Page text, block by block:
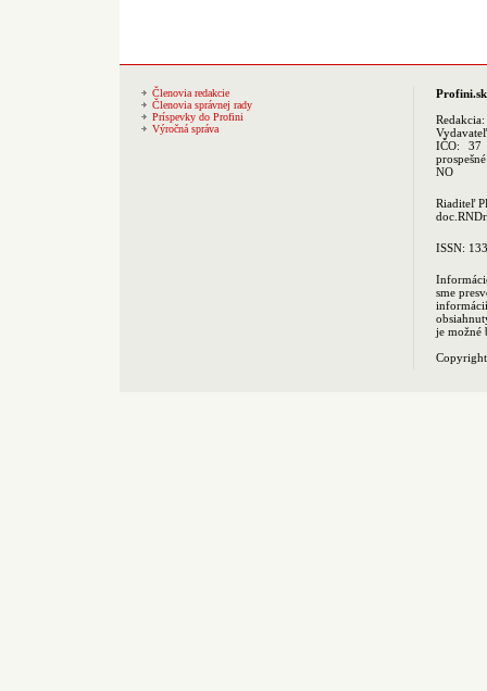
Členovia redakcie
Členovia správnej rady
Príspevky do Profini
Výročná správa
Profini.sk
Redakcia:
IČO: 37
NO
Riaditeľ
ISSN:
sme
je možné